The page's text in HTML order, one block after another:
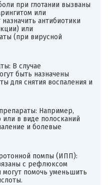
при глотании вызваны
или
антибиотики
или
(при вирусной
В случае
быть назначены
для снятия воспаления и
Например,
в виде полосканий
и болевые
помпы (ИПП):
с рефлюксом
могут помочь уменьшить